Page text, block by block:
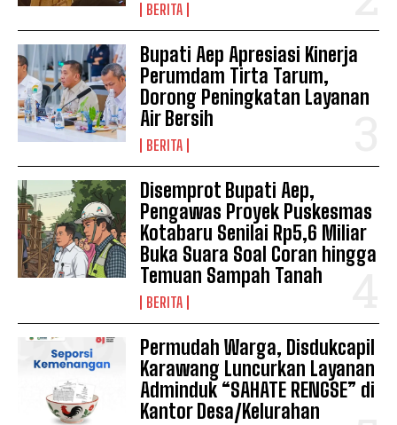
BERITA
Bupati Aep Apresiasi Kinerja
Perumdam Tirta Tarum,
Dorong Peningkatan Layanan
Air Bersih
BERITA
Disemprot Bupati Aep,
Pengawas Proyek Puskesmas
Kotabaru Senilai Rp5,6 Miliar
Buka Suara Soal Coran hingga
Temuan Sampah Tanah
BERITA
Permudah Warga, Disdukcapil
Karawang Luncurkan Layanan
Adminduk “SAHATE RENGSE” di
Kantor Desa/Kelurahan